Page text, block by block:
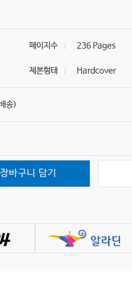
페이지수 236 Pages
제본형태 Hardcover
송)
장바구니 담기